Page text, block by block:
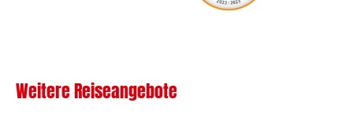
Weitere Reiseangebote